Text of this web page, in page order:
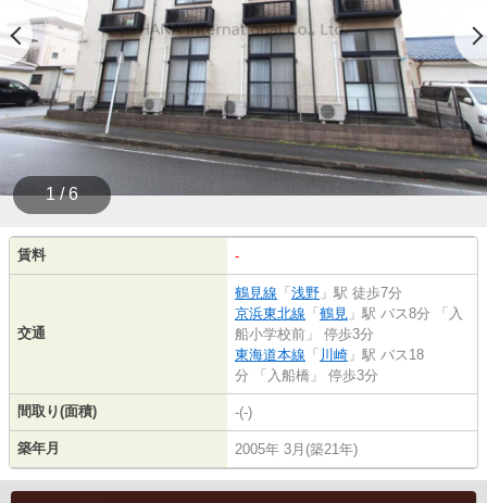
1 / 6
賃料 -
交通
鶴見線 「 浅野 」駅 徒歩7分
京浜東北線 「 鶴見 」駅 バス8分 「入
船小学校前」 停歩3分
東海道本線 「 川崎 」駅 バス18
分 「入船橋」 停歩3分
間取り(面積) -(-)
築年月 2005年 3月(築21年)